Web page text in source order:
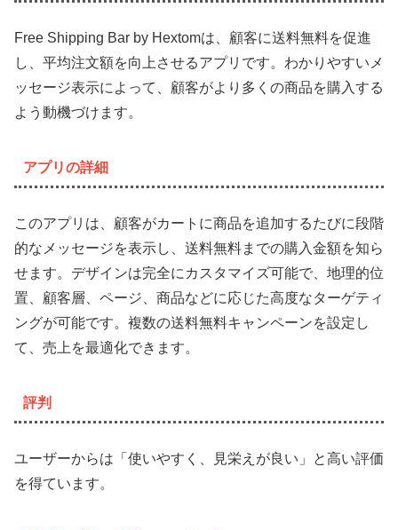
Free Shipping Bar by Hextomは、顧客に送料無料を促進
し、平均注文額を向上させるアプリです。わかりやすいメ
ッセージ表示によって、顧客がより多くの商品を購入する
よう動機づけます。
アプリの詳細
このアプリは、顧客がカートに商品を追加するたびに段階
的なメッセージを表示し、送料無料までの購入金額を知ら
せます。デザインは完全にカスタマイズ可能で、地理的位
置、顧客層、ページ、商品などに応じた高度なターゲティ
ングが可能です。複数の送料無料キャンペーンを設定し
て、売上を最適化できます。
評判
ユーザーからは「使いやすく、見栄えが良い」と高い評価
を得ています。